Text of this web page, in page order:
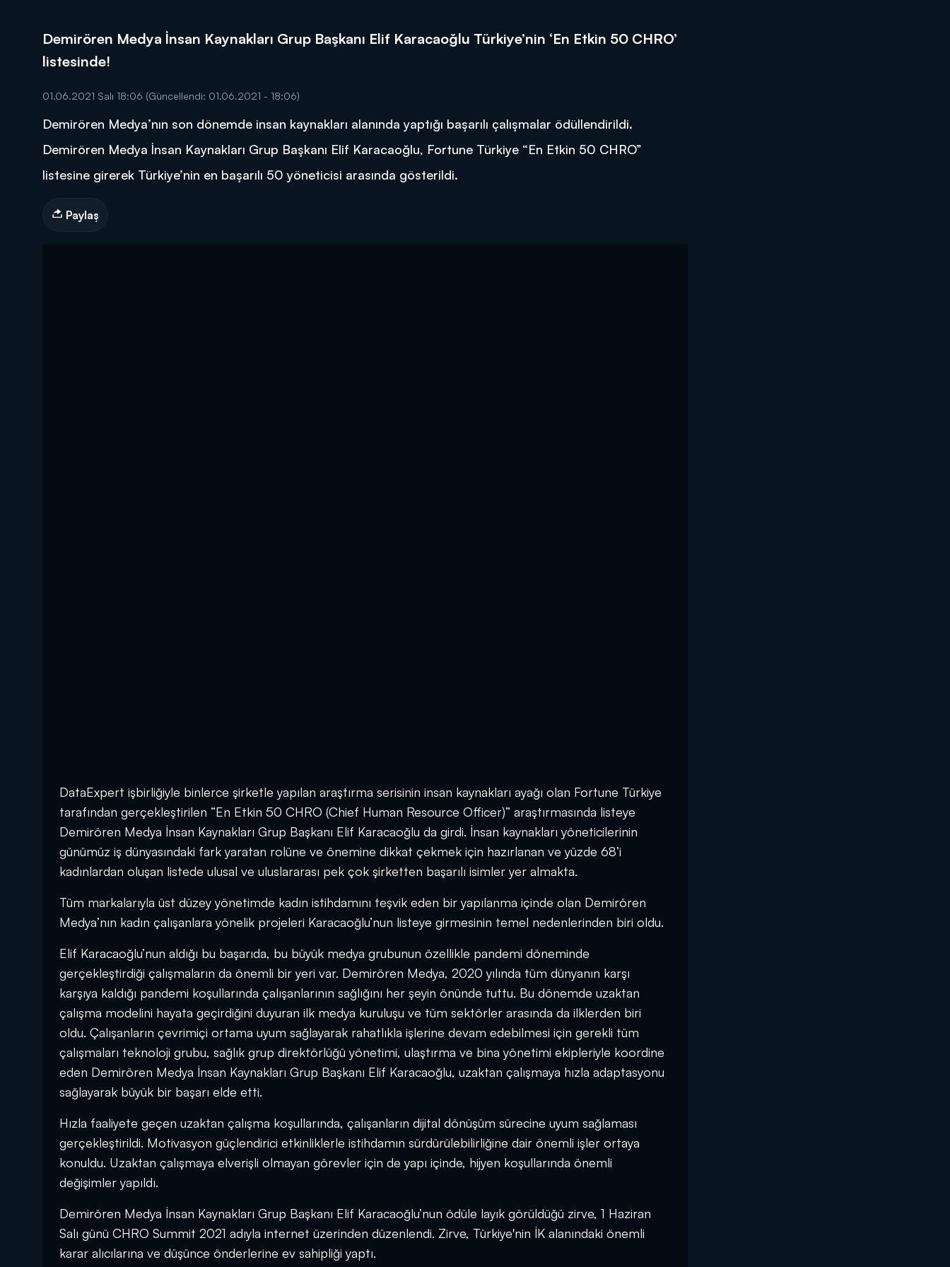
Demirören Medya İnsan Kaynakları Grup Başkanı Elif Karacaoğlu Türkiye’nin ‘En Etkin 50 CHRO’
listesinde!
01.06.2021 Salı 18:06 (Güncellendi: 01.06.2021 - 18:06)
Demirören Medya’nın son dönemde insan kaynakları alanında yaptığı başarılı çalışmalar ödüllendirildi.
Demirören Medya İnsan Kaynakları Grup Başkanı Elif Karacaoğlu, Fortune Türkiye “En Etkin 50 CHRO”
listesine girerek Türkiye’nin en başarılı 50 yöneticisi arasında gösterildi.
Paylaş
DataExpert işbirliğiyle binlerce şirketle yapılan araştırma serisinin insan kaynakları ayağı olan Fortune Türkiye
tarafından gerçekleştirilen “En Etkin 50 CHRO (Chief Human Resource Officer)” araştırmasında listeye
Demirören Medya İnsan Kaynakları Grup Başkanı Elif Karacaoğlu da girdi. İnsan kaynakları yöneticilerinin
günümüz iş dünyasındaki fark yaratan rolüne ve önemine dikkat çekmek için hazırlanan ve yüzde 68’i
kadınlardan oluşan listede ulusal ve uluslararası pek çok şirketten başarılı isimler yer almakta.
Tüm markalarıyla üst düzey yönetimde kadın istihdamını teşvik eden bir yapılanma içinde olan Demirören
Medya’nın kadın çalışanlara yönelik projeleri Karacaoğlu’nun listeye girmesinin temel nedenlerinden biri oldu.
Elif Karacaoğlu’nun aldığı bu başarıda, bu büyük medya grubunun özellikle pandemi döneminde
gerçekleştirdiği çalışmaların da önemli bir yeri var. Demirören Medya, 2020 yılında tüm dünyanın karşı
karşıya kaldığı pandemi koşullarında çalışanlarının sağlığını her şeyin önünde tuttu. Bu dönemde uzaktan
çalışma modelini hayata geçirdiğini duyuran ilk medya kuruluşu ve tüm sektörler arasında da ilklerden biri
oldu. Çalışanların çevrimiçi ortama uyum sağlayarak rahatlıkla işlerine devam edebilmesi için gerekli tüm
çalışmaları teknoloji grubu, sağlık grup direktörlüğü yönetimi, ulaştırma ve bina yönetimi ekipleriyle koordine
eden Demirören Medya İnsan Kaynakları Grup Başkanı Elif Karacaoğlu, uzaktan çalışmaya hızla adaptasyonu
sağlayarak büyük bir başarı elde etti.
Hızla faaliyete geçen uzaktan çalışma koşullarında, çalışanların dijital dönüşüm sürecine uyum sağlaması
gerçekleştirildi. Motivasyon güçlendirici etkinliklerle istihdamın sürdürülebilirliğine dair önemli işler ortaya
konuldu. Uzaktan çalışmaya elverişli olmayan görevler için de yapı içinde, hijyen koşullarında önemli
değişimler yapıldı.
Demirören Medya İnsan Kaynakları Grup Başkanı Elif Karacaoğlu’nun ödüle layık görüldüğü zirve, 1 Haziran
Salı günü CHRO Summit 2021 adıyla internet üzerinden düzenlendi. Zirve, Türkiye'nin İK alanındaki önemli
karar alıcılarına ve düşünce önderlerine ev sahipliği yaptı.